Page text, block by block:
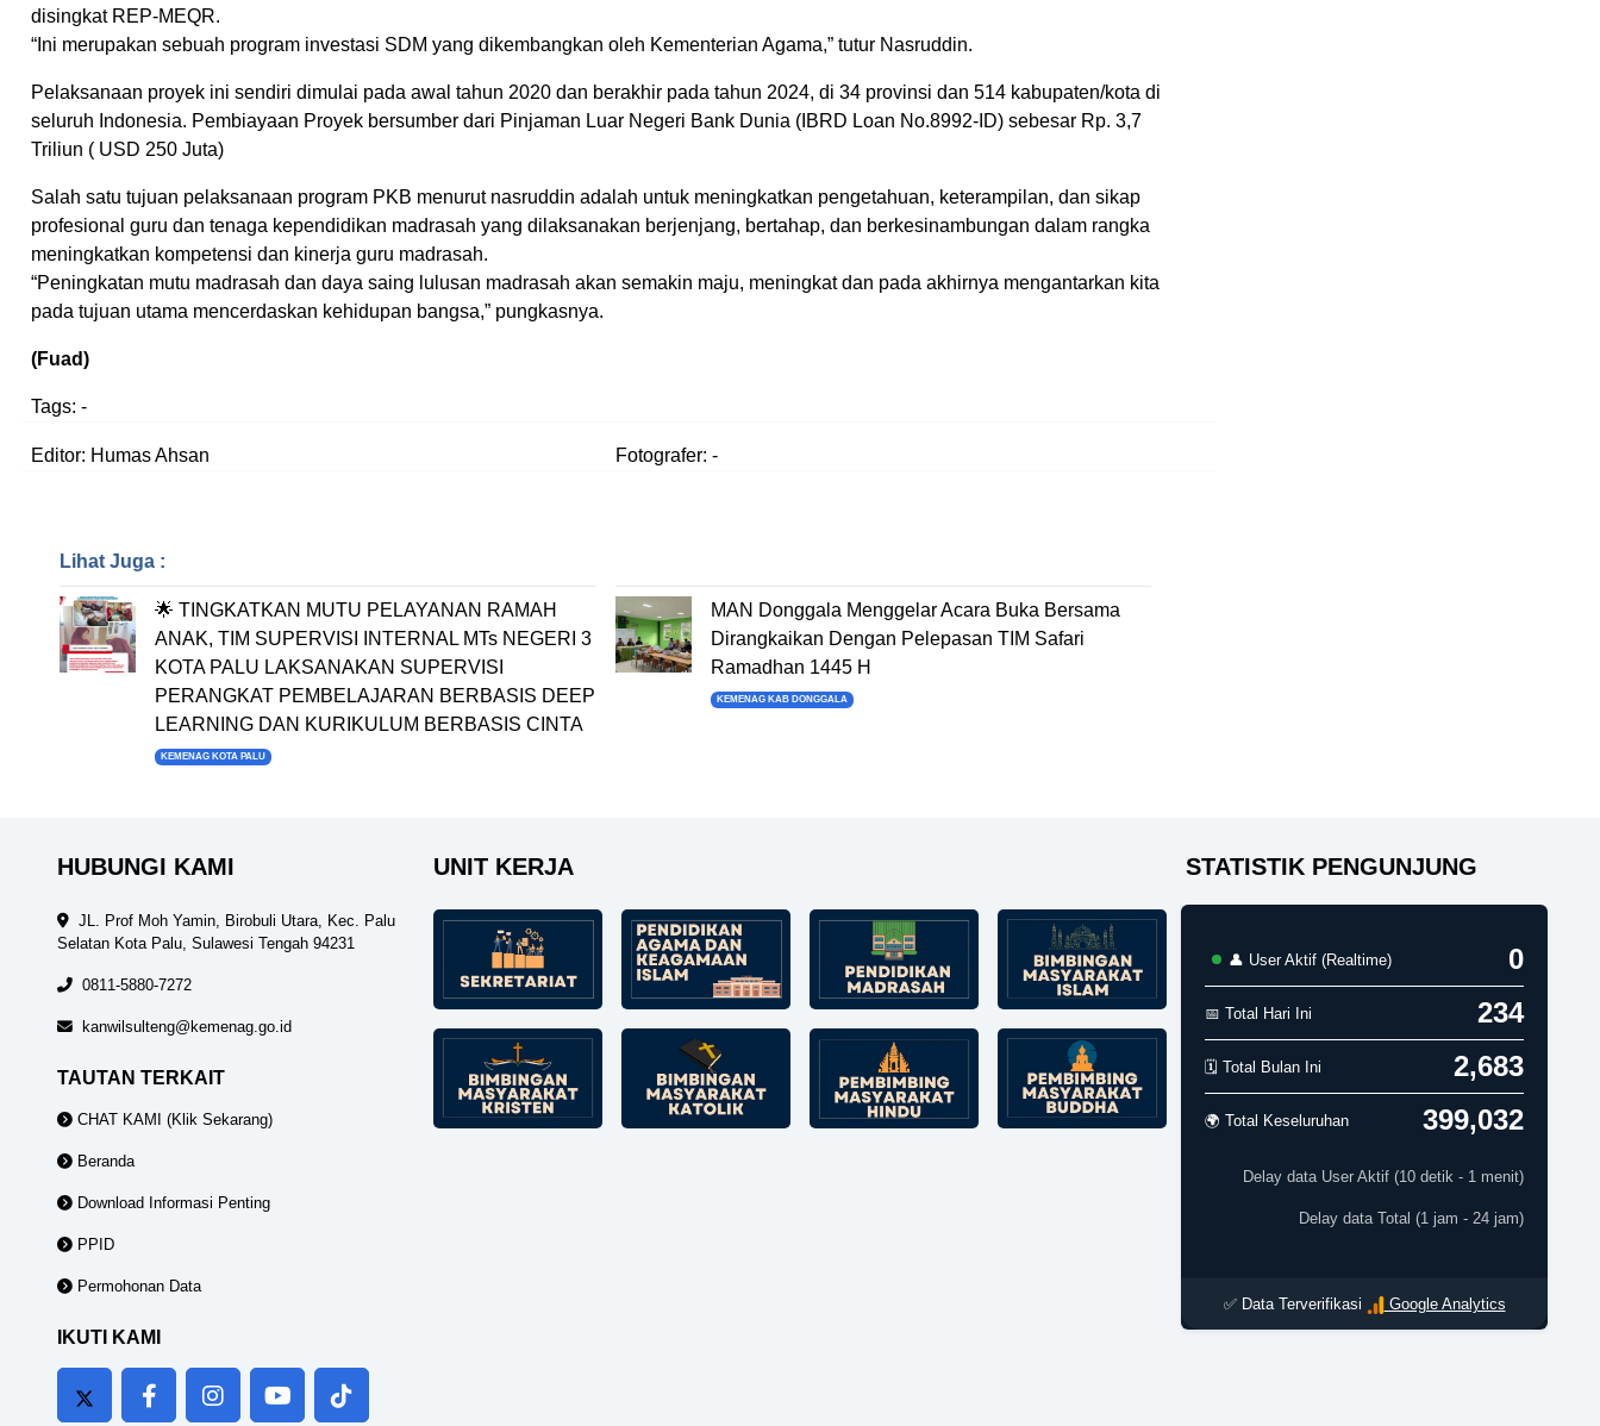
disingkat REP-MEQR.
“Ini merupakan sebuah program investasi SDM yang dikembangkan oleh Kementerian Agama,” tutur Nasruddin.
Pelaksanaan proyek ini sendiri dimulai pada awal tahun 2020 dan berakhir pada tahun 2024, di 34 provinsi dan 514 kabupaten/kota di
seluruh Indonesia. Pembiayaan Proyek bersumber dari Pinjaman Luar Negeri Bank Dunia (IBRD Loan No.8992-ID) sebesar Rp. 3,7
Triliun ( USD 250 Juta)
Salah satu tujuan pelaksanaan program PKB menurut nasruddin adalah untuk meningkatkan pengetahuan, keterampilan, dan sikap
profesional guru dan tenaga kependidikan madrasah yang dilaksanakan berjenjang, bertahap, dan berkesinambungan dalam rangka
meningkatkan kompetensi dan kinerja guru madrasah.
“Peningkatan mutu madrasah dan daya saing lulusan madrasah akan semakin maju, meningkat dan pada akhirnya mengantarkan kita
pada tujuan utama mencerdaskan kehidupan bangsa,” pungkasnya.
(Fuad)
Tags: -
Editor: Humas Ahsan Fotografer: -
Lihat Juga :
🌟 TINGKATKAN MUTU PELAYANAN RAMAH
ANAK, TIM SUPERVISI INTERNAL MTs NEGERI 3
KOTA PALU LAKSANAKAN SUPERVISI
PERANGKAT PEMBELAJARAN BERBASIS DEEP
LEARNING DAN KURIKULUM BERBASIS CINTA
KEMENAG KOTA PALU
MAN Donggala Menggelar Acara Buka Bersama
Dirangkaikan Dengan Pelepasan TIM Safari
Ramadhan 1445 H
KEMENAG KAB DONGGALA
HUBUNGI KAMI
JL. Prof Moh Yamin, Birobuli Utara, Kec. Palu
Selatan Kota Palu, Sulawesi Tengah 94231
0811-5880-7272
kanwilsulteng@kemenag.go.id
TAUTAN TERKAIT
CHAT KAMI (Klik Sekarang)
Beranda
Download Informasi Penting
PPID
Permohonan Data
IKUTI KAMI
UNIT KERJA STATISTIK PENGUNJUNG
👤 User Aktif (Realtime) 0
📅 Total Hari Ini 234
🗓️ Total Bulan Ini 2,683
🌍 Total Keseluruhan 399,032
Delay data User Aktif (10 detik - 1 menit)
Delay data Total (1 jam - 24 jam)
✅ Data Terverifikasi Google Analytics